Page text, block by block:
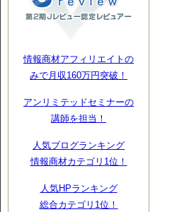
情報商材アフィリエイトの
みで月収160万円突破！
アンリミテッドセミナーの
講師を担当！
人気ブログランキング
情報商材カテゴリ1位！
人気HPランキング
総合カテゴリ1位！